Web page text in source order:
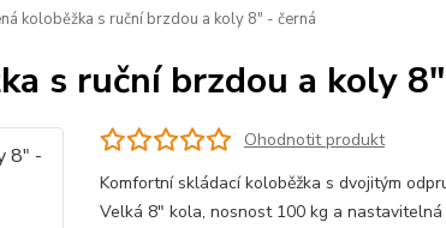
koloběžka s ruční brzdou a koly 8" - černá
s ruční brzdou a koly
Ohodnotit produkt
Komfortní skládací koloběžka s dvojitým
Velká 8" kola, nosnost 100 kg a